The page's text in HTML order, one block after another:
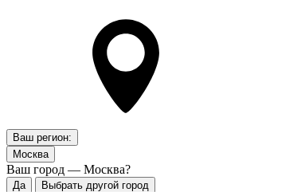
Ваш регион:
Москва
Ваш город — Москва?
Да Выбрать другой город